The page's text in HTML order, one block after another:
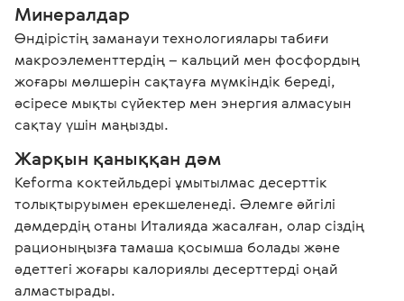
Минералдар
Өндірістің заманауи технологиялары табиғи
макроэлементтердің – кальций мен фосфордың
жоғары мөлшерін сақтауға мүмкіндік береді,
әсіресе мықты сүйектер мен энергия алмасуын
сақтау үшін маңызды.
Жарқын қаныққан дәм
Keforma коктейльдері ұмытылмас десерттік
толықтыруымен ерекшеленеді. Әлемге әйгілі
дәмдердің отаны Италияда жасалған, олар сіздің
рационыңызға тамаша қосымша болады және
әдеттегі жоғары калориялы десерттерді оңай
алмастырады.